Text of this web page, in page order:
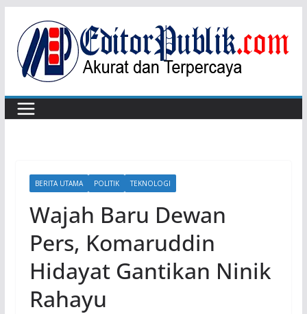
content
BERITA UTAMA POLITIK TEKNOLOGI
Wajah Baru Dewan
Pers, Komaruddin
Hidayat Gantikan Ninik
Rahayu